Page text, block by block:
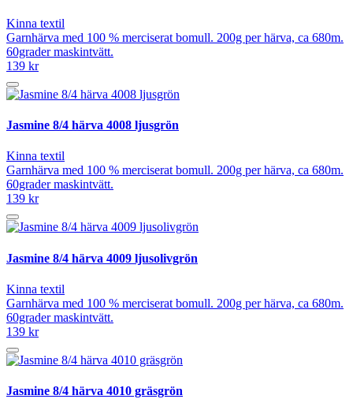
Kinna textil
Garnhärva med 100 % merciserat bomull. 200g per härva, ca 680m.
60grader maskintvätt.
139 kr
Jasmine 8/4 härva 4008 ljusgrön
Kinna textil
Garnhärva med 100 % merciserat bomull. 200g per härva, ca 680m.
60grader maskintvätt.
139 kr
Jasmine 8/4 härva 4009 ljusolivgrön
Kinna textil
Garnhärva med 100 % merciserat bomull. 200g per härva, ca 680m.
60grader maskintvätt.
139 kr
Jasmine 8/4 härva 4010 gräsgrön